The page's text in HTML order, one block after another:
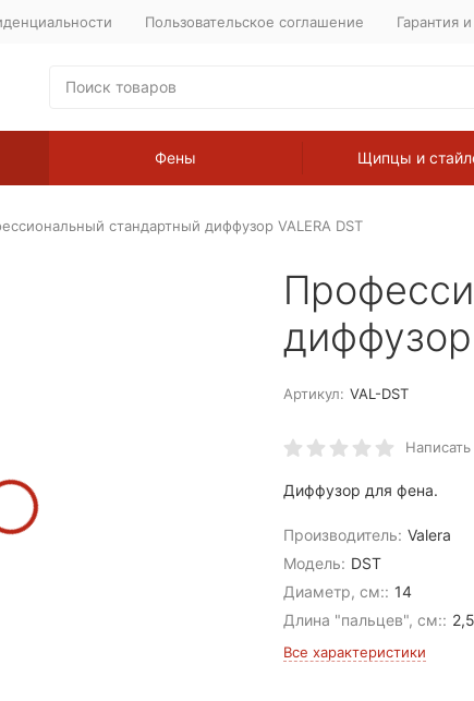
Пользовательское соглашение Гарантия
Фены Щипцы и
стандартный диффузор VALERA DST
диффузор
Артикул: VAL-DSТ
Диффузор для фена.
Производитель: Valera
Модель: DST
Диаметр, см:: 14
Длина "пальцев", см:: 2,5
Все характеристики